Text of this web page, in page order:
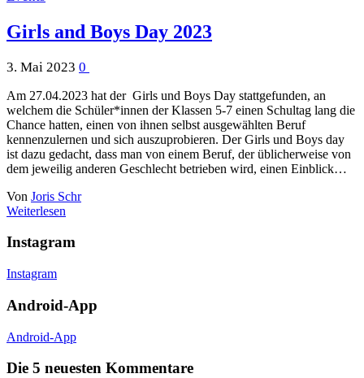
Girls and Boys Day 2023
3. Mai 2023 0
Am 27.04.2023 hat der Girls und Boys Day stattgefunden, an
welchem die Schüler*innen der Klassen 5-7 einen Schultag lang die
Chance hatten, einen von ihnen selbst ausgewählten Beruf
kennenzulernen und sich auszuprobieren. Der Girls und Boys day
ist dazu gedacht, dass man von einem Beruf, der üblicherweise von
dem jeweilig anderen Geschlecht betrieben wird, einen Einblick…
Von Joris Schr
Weiterlesen
Instagram
Instagram
Android-App
Android-App
Die 5 neuesten Kommentare